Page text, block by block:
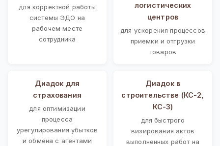
для корректной работы
системы ЭДО на
рабочем месте
сотрудника
логистических
центров
для ускорения процессов
приемки и отгрузки
товаров
Диадок для
страхования
для оптимизации
процесса
урегулирования убытков
и обмена с агентами
Диадок в
строительстве (КС-2,
КС-3)
для быстрого
визирования актов
выполненных работ на